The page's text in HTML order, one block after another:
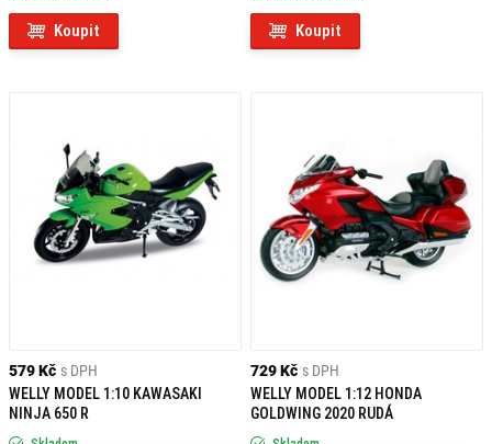
Koupit Koupit
579 Kč s DPH
WELLY MODEL 1:10 KAWASAKI
NINJA 650 R
729 Kč s DPH
WELLY MODEL 1:12 HONDA
GOLDWING 2020 RUDÁ